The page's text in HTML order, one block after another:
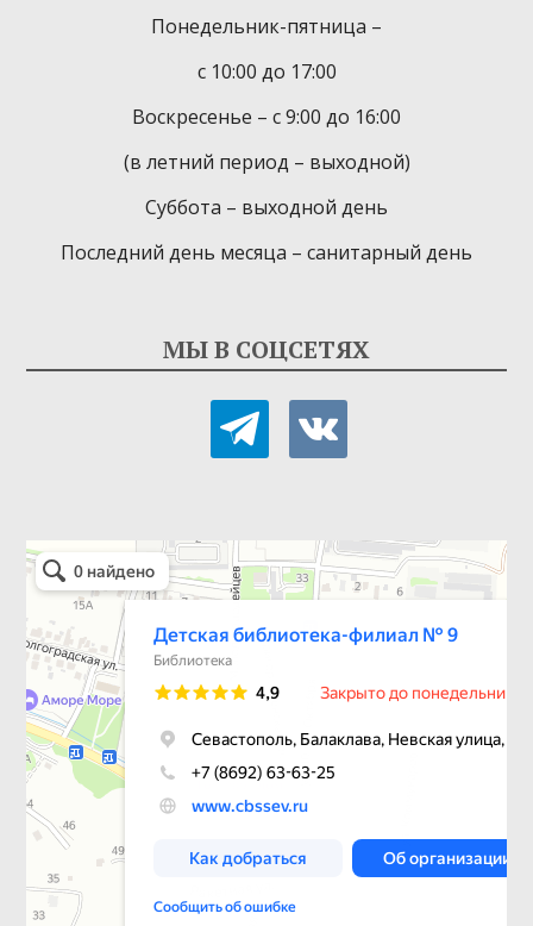
Понедельник-пятница –
с 10:00 до 17:00
Воскресенье – с 9:00 до 16:00
(в летний период – выходной)
Суббота – выходной день
Последний день месяца – санитарный день
МЫ В СОЦСЕТЯХ
telegram vkontakte
Детская библиотека-филиал № 9
Библиотека в Севастополе